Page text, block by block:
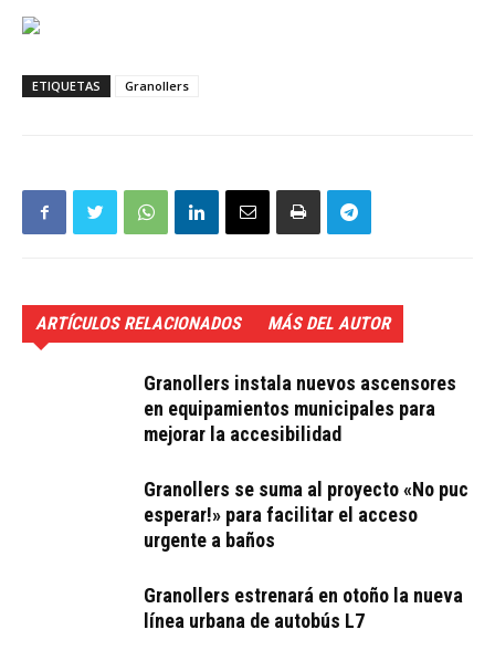
ETIQUETAS Granollers
ARTÍCULOS RELACIONADOS MÁS DEL AUTOR
Granollers instala nuevos ascensores
en equipamientos municipales para
mejorar la accesibilidad
Granollers se suma al proyecto «No puc
esperar!» para facilitar el acceso
urgente a baños
Granollers estrenará en otoño la nueva
línea urbana de autobús L7